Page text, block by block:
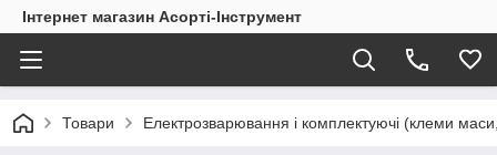
Інтернет магазин Асорті-Інструмент
Товари Електрозварювання і комплектуючі (клеми